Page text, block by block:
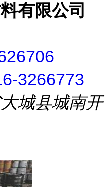
有限公司
3266773
城县城南开